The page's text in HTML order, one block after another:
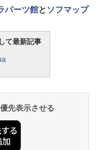
パーツ館と ソフマップ
て最新記事
先表示させる